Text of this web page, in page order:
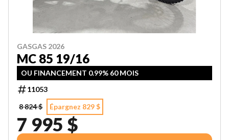
GASGAS 2026
MC 85 19/16
OU FINANCEMENT 0.99% 60 MOIS
11053
8 824 $
Épargnez 829 $
7 995 $